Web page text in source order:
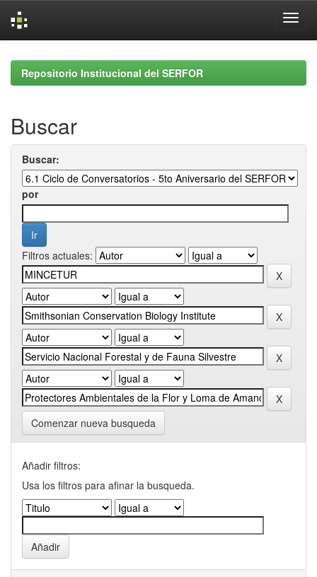
navigationRepositorio Institucional del SERFOR
Buscar
Buscar:
por
Filtros actuales:
Comenzar nueva busqueda
Añadir filtros:
Usa los filtros para afinar la busqueda.